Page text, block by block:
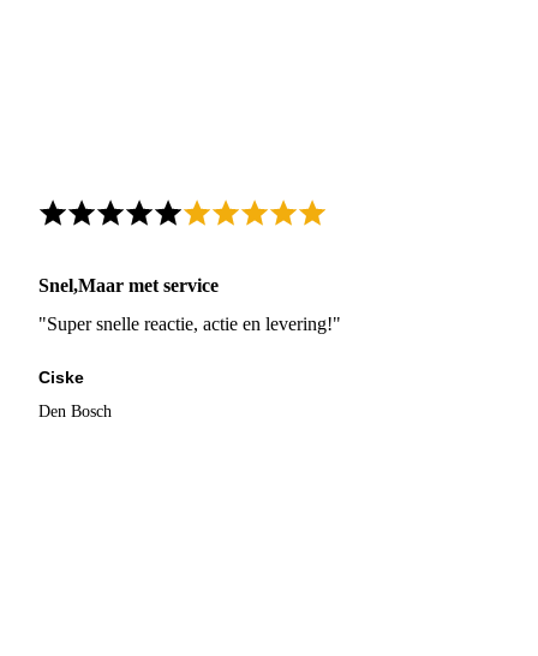
Snel,Maar met service
"Super snelle reactie, actie en levering!"
Ciske
Den Bosch